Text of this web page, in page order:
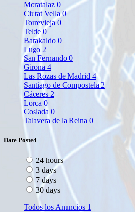
Moratalaz 0
Ciutat Vella0
Torrevieja0
Telde0
Barakaldo 0
Lugo 2
San Fernando 0
Girona 4
Las Rozas de Madrid 4
Santiago de Compostela2
Cáceres 2
Lorca 0
Coslada 0
Talavera de la Reina 0
Date Posted
24 hours
3 days
7 days
30 days
Todos los Anuncios 1